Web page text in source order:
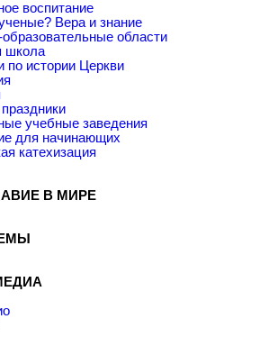
воспитание
Вера и знание
области
школа
по истории Церкви
учебные заведения
для начинающих
катехизация
В МИРЕ